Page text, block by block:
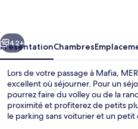
Suivant
42+
PrésentationChambres
Lors de votre passage à Mafia,
excellent où séjourner. Pour un
pourrez faire du volley ou de la
proximité et profiterez de petits
le parking sans voiturier et un